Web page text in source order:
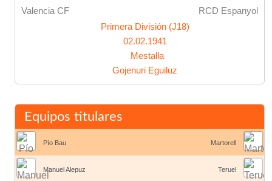
Valencia CF
RCD Espanyol
Primera División (J18)
02.02.1941
Mestalla
Gojenuri Eguiluz
Equipos titulares
Pío Bau
Manuel Alepuz
Martorell
Teruel